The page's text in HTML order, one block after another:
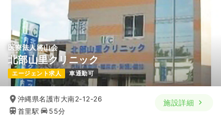
医療法人將山会
北部山里クリニック
エージェント求人 車通勤可
沖縄県名護市大南2-12-26
首里駅
55分
施設詳細